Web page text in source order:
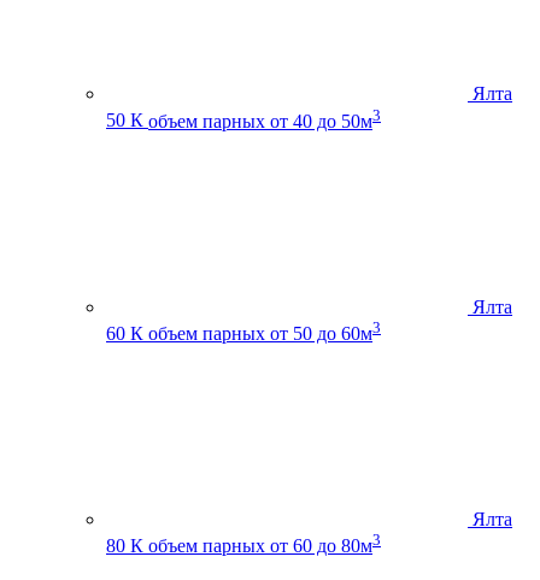
Ялта
50 К объем парных от 40 до 50м3
Ялта
60 К объем парных от 50 до 60м3
Ялта
80 К объем парных от 60 до 80м3